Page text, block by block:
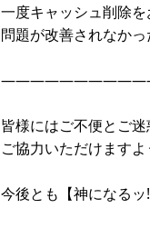
一度キャッシュ削除を
問題が改善されなか
皆様にはご不便とご迷
ご協力いただけますよ
今後とも【神になる